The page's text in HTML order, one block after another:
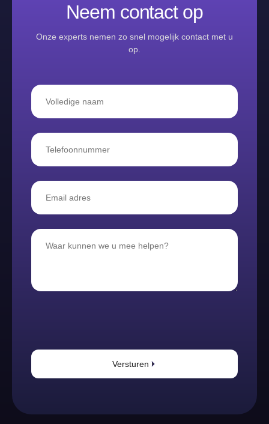
Neem contact op
Onze experts nemen zo snel mogelijk contact met u
op.
Versturen